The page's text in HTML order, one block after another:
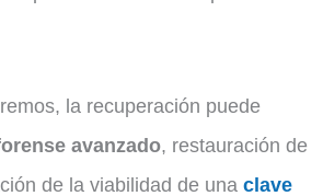
la recuperación puede
avanzado, restauración de
de la viabilidad de una clave